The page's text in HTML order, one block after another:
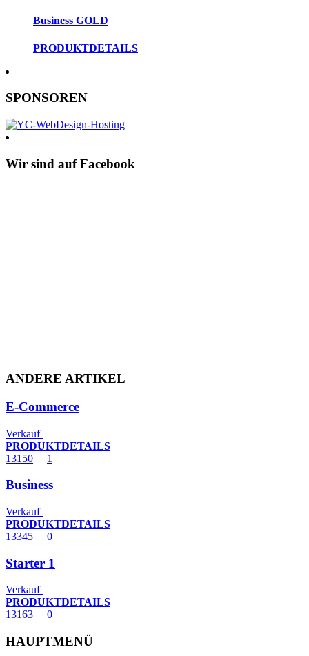
Business GOLD
PRODUKTDETAILS
SPONSOREN
Wir sind auf Facebook
ANDERE ARTIKEL
E-Commerce
Verkauf
PRODUKTDETAILS
13150
1
Business
Verkauf
PRODUKTDETAILS
13345
0
Starter 1
Verkauf
PRODUKTDETAILS
13163
0
HAUPTMENÜ